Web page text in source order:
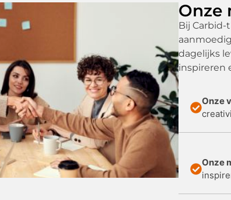
Onze
Bij Carbid-
dagelijks
inspireren
Onze
Onze